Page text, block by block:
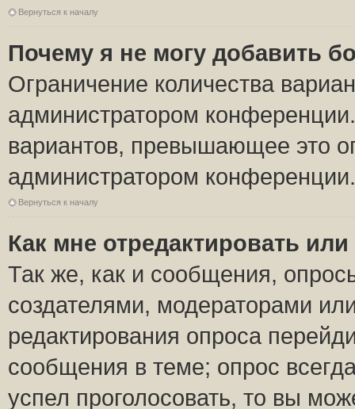
Вернуться к началу
Почему я не могу добавить
Ограничение количества
администратором
вариантов, превышающее это
администратором конференции.
Вернуться к началу
Как мне отредактировать
Так же, как и сообщения,
создателями, модераторами
редактирования опроса
сообщения в теме; опрос
успел проголосовать, то вы